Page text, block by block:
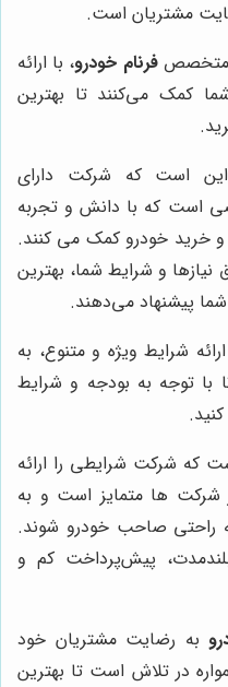
مشتریان است.
متخصصفرنام خودرو، با ارائه
کمک می‌کنند تا بهترین
است که شرکت دارای
است که با دانش و تجربه
و خرید خودرو کمک می کنند.
نیازها و شرایط شما، بهترین
شما پیشنهاد می‌دهند.
شرایط ویژه و متنوع، به
با توجه به بودجه و شرایط
که شرکت شرایطی را ارائه
ها متمایز است و به
راحتی صاحب خودرو شوند.
پیش‌پرداخت کم و
به رضایت مشتریان خود
در تلاش است تا بهترین